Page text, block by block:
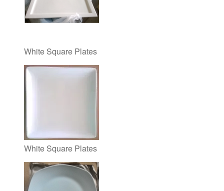
White Square Plates
White Square Plates